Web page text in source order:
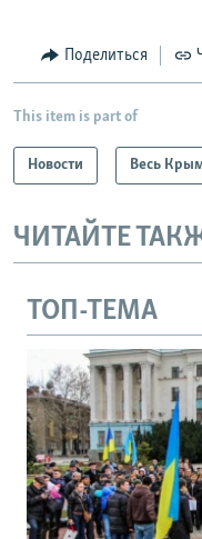
Поделиться
This item is part of
Новости Весь
ЧИТАЙТЕ
ТОП-ТЕМА